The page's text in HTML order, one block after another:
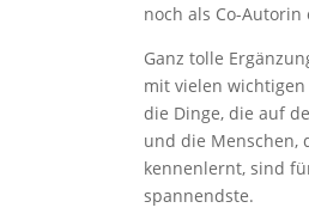
noch als Co-Autorin
Ganz tolle
mit vielen
die Dinge, die auf
und die Menschen,
kennenlernt, sind
spannendste.